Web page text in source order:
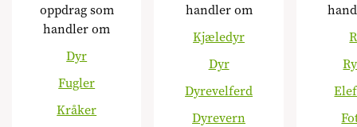
oppdrag som
handler om
Dyr
Fugler
Kråker
handler om
Kjæledyr
Dyr
Dyrevelferd
Dyrevern